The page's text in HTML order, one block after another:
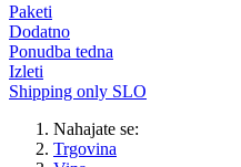
Paketi
Dodatno
Ponudba tedna
Izleti
Shipping only SLO
Nahajate se:
Trgovina